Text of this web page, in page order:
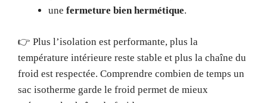
une fermeture bien hermétique.
👉 Plus l’isolation est performante, plus la
température intérieure reste stable et plus la chaîne du
froid est respectée. Comprendre combien de temps un
sac isotherme garde le froid permet de mieux